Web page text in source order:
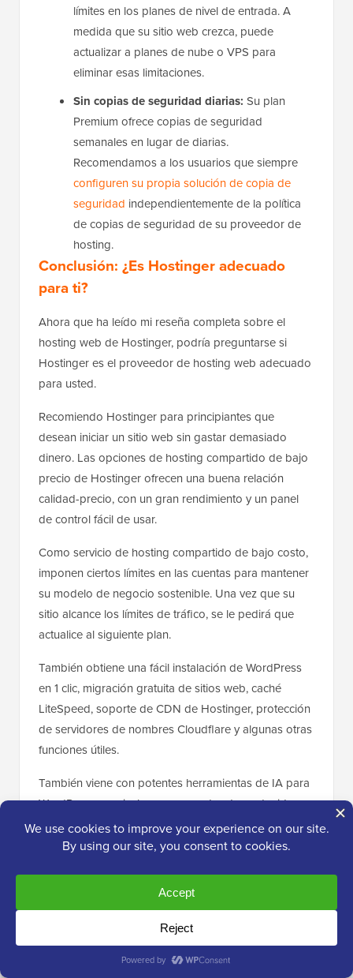
límites en los planes de nivel de entrada. A
medida que su sitio web crezca, puede
actualizar a planes de nube o VPS para
eliminar esas limitaciones.
Sin copias de seguridad diarias: Su plan
Premium ofrece copias de seguridad
semanales en lugar de diarias.
Recomendamos a los usuarios que siempre
configuren su propia solución de copia de
seguridad independientemente de la política
de copias de seguridad de su proveedor de
hosting.
Conclusión: ¿Es Hostinger adecuado
para ti?
Ahora que ha leído mi reseña completa sobre el
hosting web de Hostinger, podría preguntarse si
Hostinger es el proveedor de hosting web adecuado
para usted.
Recomiendo Hostinger para principiantes que
desean iniciar un sitio web sin gastar demasiado
dinero. Las opciones de hosting compartido de bajo
precio de Hostinger ofrecen una buena relación
calidad-precio, con un gran rendimiento y un panel
de control fácil de usar.
Como servicio de hosting compartido de bajo costo,
imponen ciertos límites en las cuentas para mantener
su modelo de negocio sostenible. Una vez que su
sitio alcance los límites de tráfico, se le pedirá que
actualice al siguiente plan.
También obtiene una fácil instalación de WordPress
en 1 clic, migración gratuita de sitios web, caché
LiteSpeed, soporte de CDN de Hostinger, protección
de servidores de nombres Cloudflare y algunas otras
funciones útiles.
También viene con potentes herramientas de IA para
WordPress, que incluyen un creador de contenido
con IA, un constructor de sitios web con IA, un
asistente de IA llamado Kodee y un solucionador de
instalar cualquier plugin de WordPress, plantillas,
constructores de páginas de arrastrar y soltar, y más.
¿Listo para empezar con Hostinger?
para seleccionar tu plan de Hostinger